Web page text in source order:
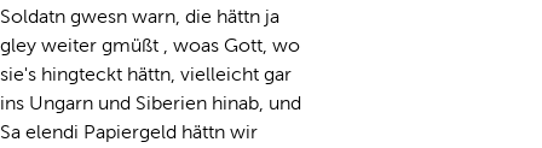
Soldatn gwesn warn, die hättn ja
gley weiter gmüßt , woas Gott, wo
sie's hingteckt hättn, vielleicht gar
ins Ungarn und Siberien hinab, und
Sa elendi Papiergeld hättn wir